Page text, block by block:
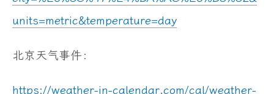
units=metric&temperature=day
北京天气事件：
https://weather-in-calendar.com/cal/weather-